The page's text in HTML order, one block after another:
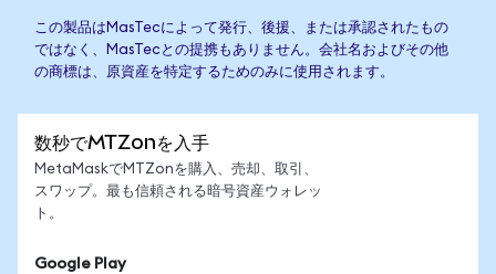
この製品はMasTecによって発行、後援、または承認されたもの
ではなく、MasTecとの提携もありません。会社名およびその他
の商標は、原資産を特定するためのみに使用されます。
数秒でMTZonを入手
MetaMaskでMTZonを購入、売却、取引、
スワップ。最も信頼される暗号資産ウォレッ
ト。
Google Play